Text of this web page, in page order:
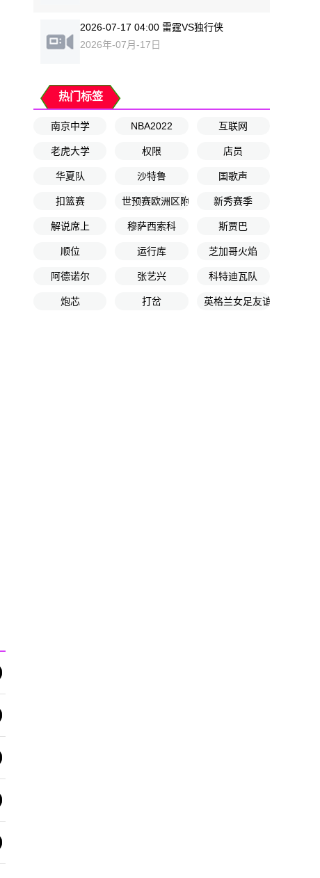
2026-07-17 04:00 雷霆VS独行侠
2026年-07月-17日
热门标签
南京中学 NBA2022 互联网
老虎大学 权限 店员
华夏队 沙特鲁 国歌声
扣篮赛 世预赛欧洲区附加赛决赛新秀赛季
解说席上 穆萨西索科 斯贾巴
顺位 运行库 芝加哥火焰
阿德诺尔 张艺兴 科特迪瓦队
炮芯 打岔 英格兰女足友谊赛